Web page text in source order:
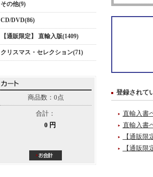
その他(9)
CD/DVD(86)
【通販限定】 直輸入版(1409)
クリスマス・セレクション(71)
商品数：0点
合計：
0 円
登録されて
直輸入書
直輸入書
【通販限
【通販限